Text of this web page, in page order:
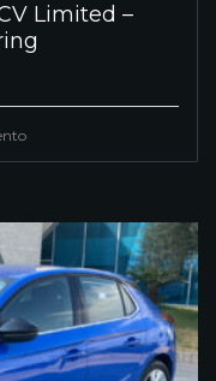
Limited –